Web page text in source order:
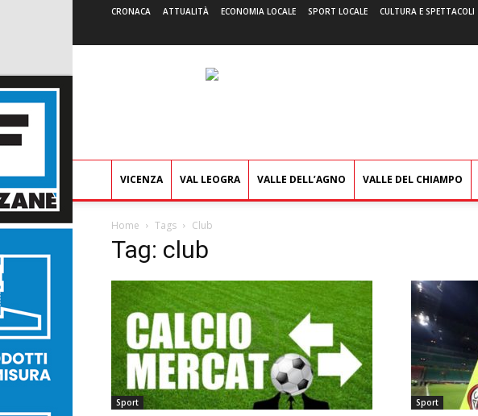
CRONACA ATTUALITÀ ECONOMIA LOCALE SPORT LOCALE CULTURA E SPETTACOLI
VICENZA VAL LEOGRA VALLE DELL’AGNO VALLE DEL CHIAMPO
Home Tags Club
Tag: club
Sport Sport